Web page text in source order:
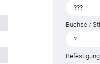
???
Buchse /
?